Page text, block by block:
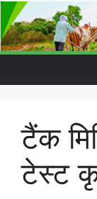
टैंक
टेस्ट